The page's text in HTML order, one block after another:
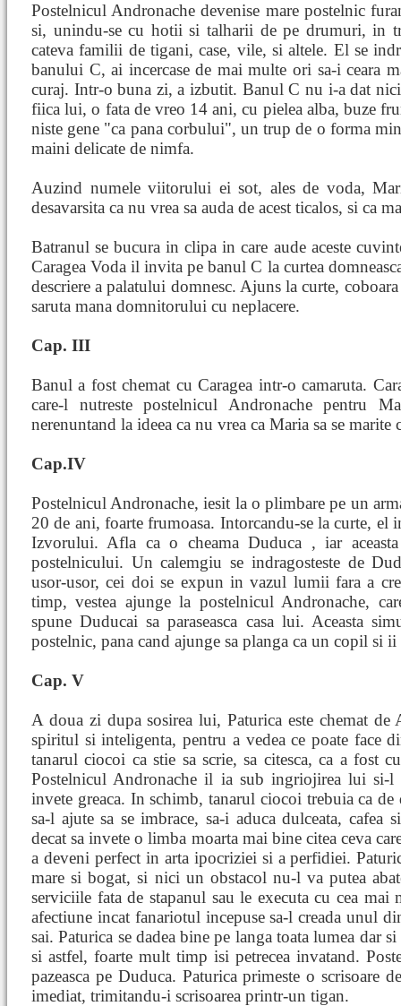
Postelnicul Andronache devenise mare postelnic
si, unindu-se cu hotii si talharii de pe drumuri, in
cateva familii de tigani, case, vile, si altele. El se
banului C, ai incercase de mai multe ori sa-i ceara
curaj. Intr-o buna zi, a izbutit. Banul C nu i-a dat
fiica lui, o fata de vreo 14 ani, cu pielea alba, buze
niste gene "ca pana corbului", un trup de o forma
maini delicate de nimfa.
Auzind numele viitorului ei sot, ales de voda,
desavarsita ca nu vrea sa auda de acest ticalos, si ca
Batranul se bucura in clipa in care aude aceste
Caragea Voda il invita pe banul C la curtea
descriere a palatului domnesc. Ajuns la curte,
saruta mana domnitorului cu neplacere.
Cap. III
Banul a fost chemat cu Caragea intr-o camaruta.
care-l nutreste postelnicul Andronache pentru
nerenuntand la ideea ca nu vrea ca Maria sa se marite
Cap.IV
Postelnicul Andronache, iesit la o plimbare pe un
20 de ani, foarte frumoasa. Intorcandu-se la curte, el
Izvorului. Afla ca o cheama Duduca , iar
postelnicului. Un calemgiu se indragosteste de
usor-usor, cei doi se expun in vazul lumii fara a
timp, vestea ajunge la postelnicul Andronache,
spune Duducai sa paraseasca casa lui. Aceasta
postelnic, pana cand ajunge sa planga ca un copil si ii
Cap. V
A doua zi dupa sosirea lui, Paturica este chemat de
spiritul si inteligenta, pentru a vedea ce poate face
tanarul ciocoi ca stie sa scrie, sa citesca, ca a fost
Postelnicul Andronache il ia sub ingriojirea lui si-l
invete greaca. In schimb, tanarul ciocoi trebuia ca de
sa-l ajute sa se imbrace, sa-i aduca dulceata, cafea
decat sa invete o limba moarta mai bine citea ceva
a deveni perfect in arta ipocriziei si a perfidiei.
mare si bogat, si nici un obstacol nu-l va putea
serviciile fata de stapanul sau le executa cu cea
afectiune incat fanariotul incepuse sa-l creada unul
sai. Paturica se dadea bine pe langa toata lumea dar
si astfel, foarte mult timp isi petrecea invatand.
pazeasca pe Duduca. Paturica primeste o scrisoare
imediat, trimitandu-i scrisoarea printr-un tigan.